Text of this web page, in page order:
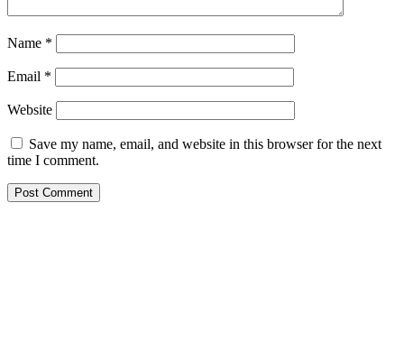
Name *
Email *
Website
Save my name, email, and website in this browser for the next
time I comment.